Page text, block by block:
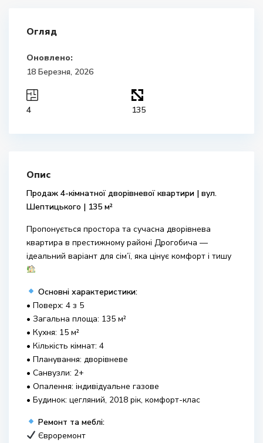
Огляд
Оновлено:
18 Березня, 2026
4 135
Опис
Продаж 4-кімнатної дворівневої квартири | вул.
Шептицького | 135 м²
Пропонується простора та сучасна дворівнева
квартира в престижному районі Дрогобича —
ідеальний варіант для сім’ї, яка цінує комфорт і тишу
Основні характеристики:
• Поверх: 4 з 5
• Загальна площа: 135 м²
• Кухня: 15 м²
• Кількість кімнат: 4
• Планування: дворівневе
• Санвузли: 2+
• Опалення: індивідуальне газове
• Будинок: цегляний, 2018 рік, комфорт-клас
Ремонт та меблі:
Євроремонт